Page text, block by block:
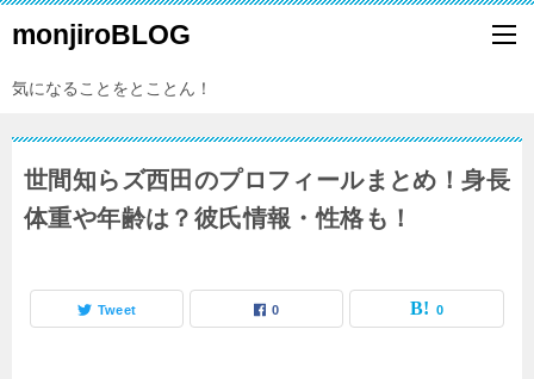
monjiroBLOG
気になることをとことん！
世間知らズ西田のプロフィールまとめ！身長
体重や年齢は？彼氏情報・性格も！
Tweet 0 0